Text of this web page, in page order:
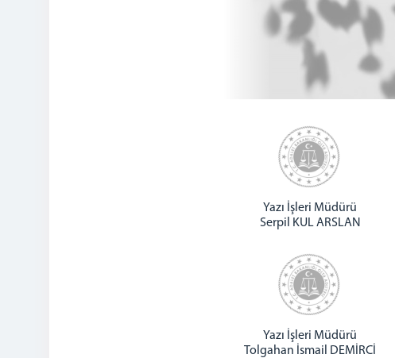
Yazı İşleri Müdürü
Serpil KUL ARSLAN
Yazı İşleri Müdürü
Tolgahan İsmail DEMİRCİ